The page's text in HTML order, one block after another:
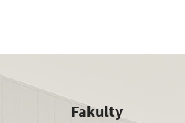
Fakulty